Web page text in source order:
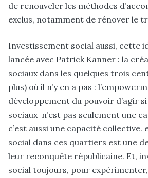
de renouveler les méthodes
exclus, notamment de rénover le
Investissement social aussi, cette
lancée avec Patrick Kanner : la
sociaux dans les quelques trois
plus) où il n’y en a pas :
développement du pouvoir d’agir
sociaux n’est pas seulement une
c’est aussi une capacité
social dans ces quartiers est une
leur reconquête républicaine. Et,
social toujours, pour